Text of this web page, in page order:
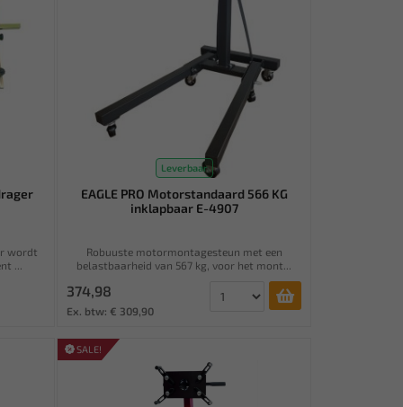
wordt
...
Leverbaar
EAGLE PRO Motorstandaard 566 KG
inklapbaar E-4907
Robuuste motormontagesteun met een
belastbaarheid van 567 kg, voor het mont...
374,98
Ex. btw: € 309,90
SALE!